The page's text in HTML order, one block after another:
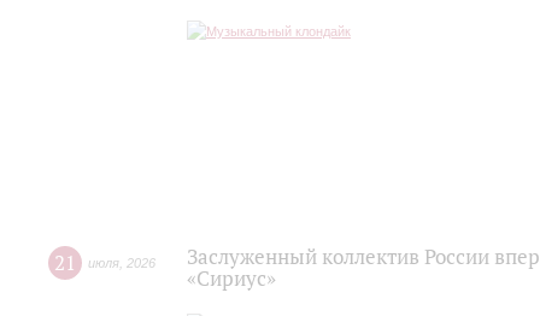
21 июля 2026
Заслуженный коллектив России
«Сириус»